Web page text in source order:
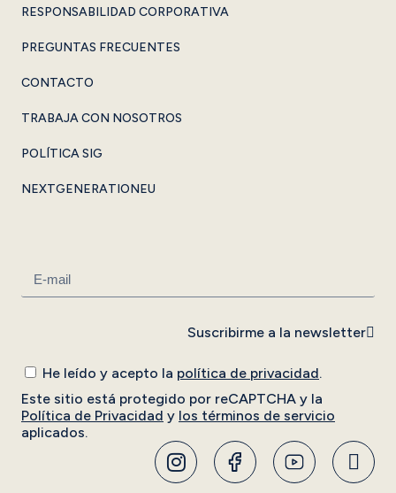
RESPONSABILIDAD CORPORATIVA
PREGUNTAS FRECUENTES
CONTACTO
TRABAJA CON NOSOTROS
POLÍTICA SIG
NEXTGENERATIONEU
He leído y acepto la política de privacidad.
Este sitio está protegido por reCAPTCHA y la
Política de Privacidad y los términos de servicio
aplicados.
Suscribirme a la newsletter